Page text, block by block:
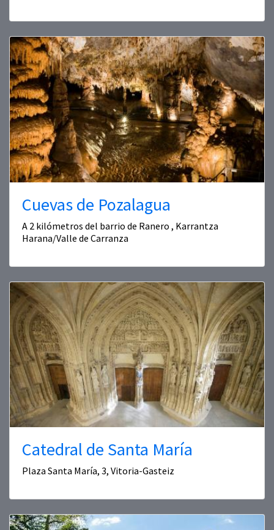
Cuevas de Pozalagua
A 2 kilómetros del barrio de Ranero , Karrantza
Harana/Valle de Carranza
Catedral de Santa María
Plaza Santa María, 3, Vitoria-Gasteiz